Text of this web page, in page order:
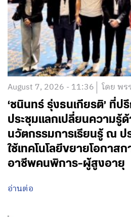
August 7, 2026 - 11:36 โดย พร
‘ชนินทร์ รุ่งธนเกียรติ’ ที่
ประชุมแลกเปลี่ยนความรู้ด้
นวัตกรรมการเรียนรู้ ณ ปร
ใช้เทคโนโลยีขยายโอกาส
อาชีพคนพิการ-ผู้สูงอายุ
อ่านต่อ